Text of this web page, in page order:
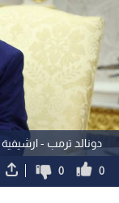
دونالد ترمب - ارشيفية
0
0